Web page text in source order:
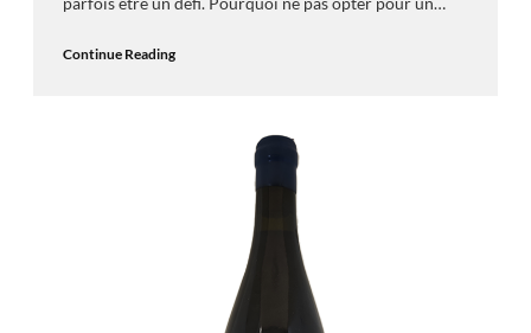
Continue Reading